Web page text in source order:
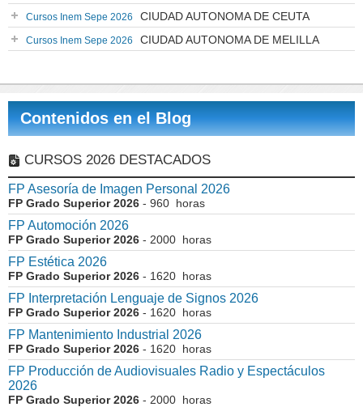
Cursos Inem Sepe 2026 CIUDAD AUTONOMA DE CEUTA
Cursos Inem Sepe 2026 CIUDAD AUTONOMA DE MELILLA
Contenidos en el Blog
CURSOS 2026 DESTACADOS
FP Asesoría de Imagen Personal 2026
FP Grado Superior 2026 - 960 horas
FP Automoción 2026
FP Grado Superior 2026 - 2000 horas
FP Estética 2026
FP Grado Superior 2026 - 1620 horas
FP Interpretación Lenguaje de Signos 2026
FP Grado Superior 2026 - 1620 horas
FP Mantenimiento Industrial 2026
FP Grado Superior 2026 - 1620 horas
FP Producción de Audiovisuales Radio y Espectáculos
2026
FP Grado Superior 2026 - 2000 horas